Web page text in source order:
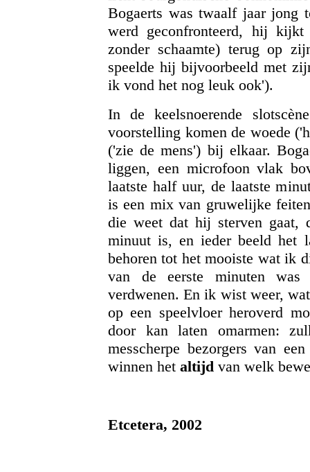
Bogaerts was twaalf jaar jong
werd geconfronteerd, hij
zonder schaamte) terug op
speelde hij bijvoorbeeld met
ik vond het nog leuk ook').
In de keelsnoerende
voorstelling komen de woede
('zie de mens') bij elkaar.
liggen, een microfoon vlak
laatste half uur, de laatste
is een mix van gruwelijke
die weet dat hij sterven gaat,
minuut is, en ieder beeld het
behoren tot het mooiste wat ik
van de eerste minuten was
verdwenen. En ik wist weer,
op een speelvloer heroverd
door kan laten omarmen:
messcherpe bezorgers van
winnen het altijd van welk
Etcetera, 2002